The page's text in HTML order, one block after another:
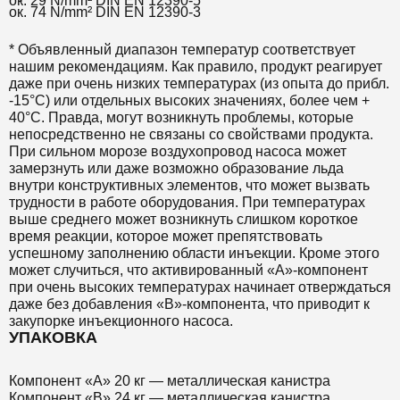
ок. 74 N/mm² DIN EN 12390-3
* Объявленный диапазон температур соответствует
нашим рекомендациям. Как правило, продукт реагирует
даже при очень низких температурах (из опыта до прибл.
-15°C) или отдельных высоких значениях, более чем +
40°С. Правда, могут возникнуть проблемы, которые
непосредственно не связаны со свойствами продукта.
При сильном морозе воздухопровод насоса может
замерзнуть или даже возможно образование льда
внутри конструктивных элементов, что может вызвать
трудности в работе оборудования. При температурах
выше среднего может возникнуть слишком короткое
время реакции, которое может препятствовать
успешному заполнению области инъекции. Кроме этого
может случиться, что активированный «А»-компонент
при очень высоких температурах начинает отверждаться
даже без добавления «B»-компонента, что приводит к
закупорке инъекционного насоса.
УПАКОВКА
Компонент «A» 20 кг — металлическая канистра